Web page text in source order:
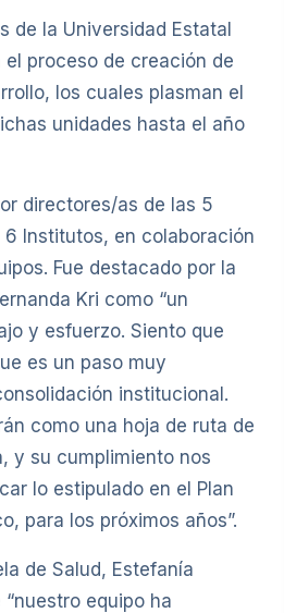
de la Universidad Estatal
el proceso de creación de
los cuales plasman el
unidades hasta el año
directores/as de las 5
Institutos, en colaboración
Fue destacado por la
Kri como “un
y esfuerzo. Siento que
es un paso muy
institucional.
como una hoja de ruta de
y su cumplimiento nos
lo estipulado en el Plan
para los próximos años”.
de Salud, Estefanía
equipo ha